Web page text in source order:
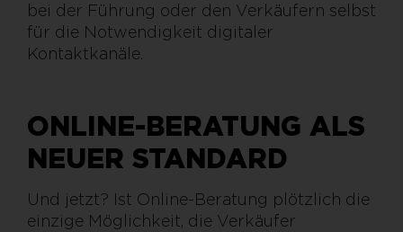
bei der Führung oder den Verkäufern selbst
für die Notwendigkeit digitaler
Kontaktkanäle.
ONLINE-BERATUNG ALS
NEUER STANDARD
Und jetzt? Ist Online-Beratung plötzlich die
einzige Möglichkeit, die Verkäufer